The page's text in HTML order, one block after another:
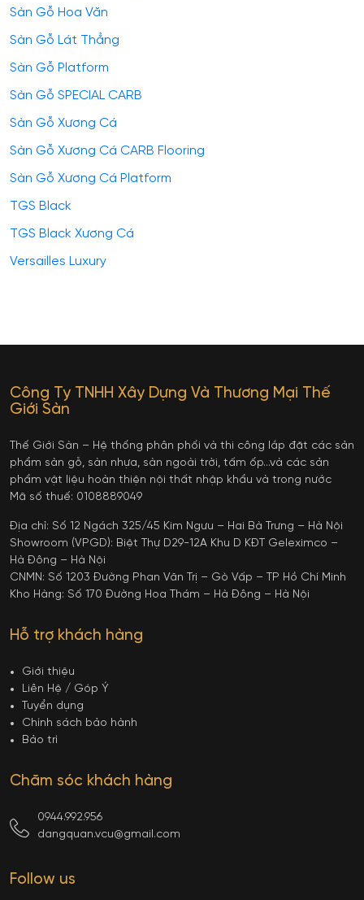
Sàn Gỗ Hoa Văn
Sàn Gỗ Lát Thẳng
Sàn Gỗ Platform
Sàn Gỗ SPECIAL CARB
Sàn Gỗ Xương Cá
Sàn Gỗ Xương Cá CARB Flooring
Sàn Gỗ Xương Cá Platform
TGS Black
TGS Black Xương Cá
Versailles Luxury
Công Ty TNHH Xây Dựng Và Thương Mại Thế
Giới Sàn
Thế Giới Sàn – Hệ thống phân phối và thi công lắp đặt các sản
phẩm sàn gỗ, sàn nhựa, sàn ngoài trời, tấm ốp…và các sản
phẩm vật liệu hoàn thiện nội thất nhập khẩu và trong nước
Mã số thuế: 0108889049
Địa chỉ: Số 12 Ngách 325/45 Kim Ngưu – Hai Bà Trưng – Hà Nội
Showroom (VPGD): Biệt Thự D29-12A Khu D KĐT Geleximco –
Hà Đông – Hà Nội
CNMN: Số 1203 Đường Phan Văn Trị – Gò Vấp – TP Hồ Chí Minh
Kho Hàng: Số 170 Đường Hoa Thám – Hà Đông – Hà Nội
Hỗ trợ khách hàng
Giới thiệu
Liên Hệ / Góp Ý
Tuyển dụng
Chính sách bảo hành
Bảo trì
Chăm sóc khách hàng
0944.992.956
dangquan.vcu@gmail.com
Follow us